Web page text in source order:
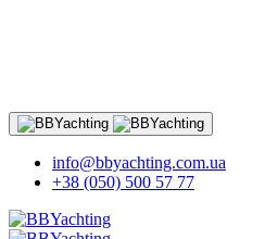
info@bbyachting.com.ua
+38 (050) 500 57 77